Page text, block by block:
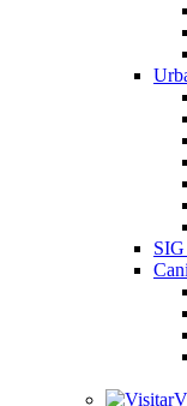
SIG